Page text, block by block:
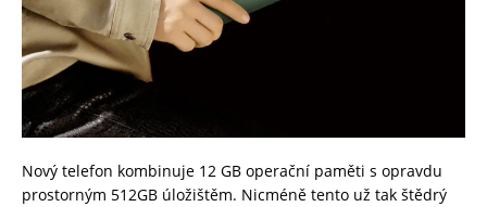
Nový telefon kombinuje 12 GB operační paměti s opravdu
prostorným 512GB úložištěm. Nicméně tento už tak štědrý